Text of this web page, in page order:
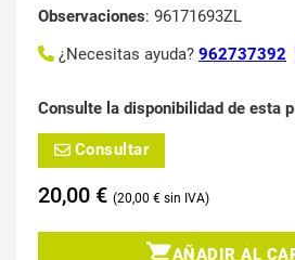
Observaciones: 96171693ZL
¿Necesitas ayuda? 962737392
Consulte la disponibilidad de esta
Consultar
20,00 € 20,00 €
AÑADIR AL